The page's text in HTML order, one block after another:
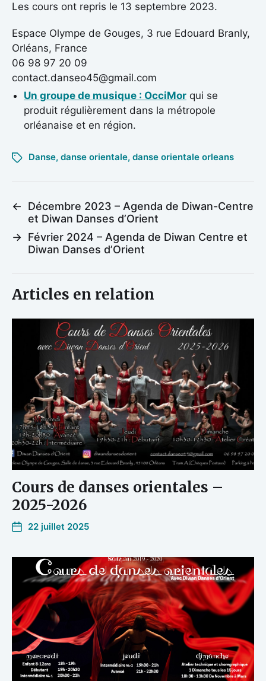
Les cours ont repris le 13 septembre 2023.
Espace Olympe de Gouges, 3 rue Edouard Branly,
Orléans, France
06 98 97 20 09
contact.danseo45@gmail.com
Un groupe de musique : OcciMor qui se
produit régulièrement dans la métropole
orléanaise et en région.
Danse, danse orientale, danse orientale orleans
←
Décembre 2023 – Agenda de Diwan-Centre
et Diwan Danses d’Orient
→ Février 2024 – Agenda de Diwan Centre et
Diwan Danses d’Orient
Articles en relation
Cours de danses orientales –
2025-2026
22 juillet 2025